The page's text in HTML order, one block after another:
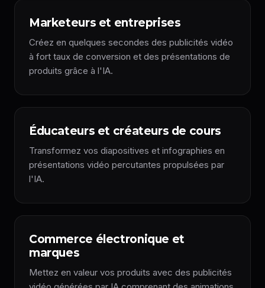
Marketeurs et entreprises
Créez en quelques secondes des publicités vidéo
à fort taux de conversion et des présentations de
produits grâce à l'IA.
Éducateurs et créateurs de cours
Transformez vos diapositives et infographies en
présentations vidéo percutantes propulsées par
l'IA.
Commerce électronique et
marques
Mettez en valeur vos produits avec des publicités